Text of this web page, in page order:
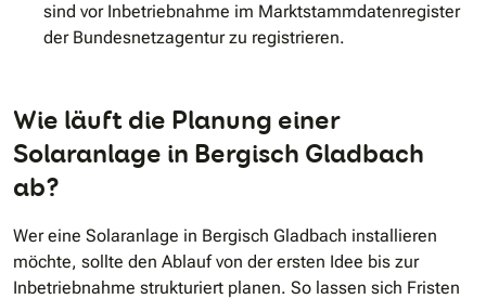
sind vor Inbetriebnahme im Marktstammdatenregister
der Bundesnetzagentur zu registrieren.
Wie läuft die Planung einer
Solaranlage in Bergisch Gladbach
ab?
Wer eine Solaranlage in Bergisch Gladbach installieren
möchte, sollte den Ablauf von der ersten Idee bis zur
Inbetriebnahme strukturiert planen. So lassen sich Fristen